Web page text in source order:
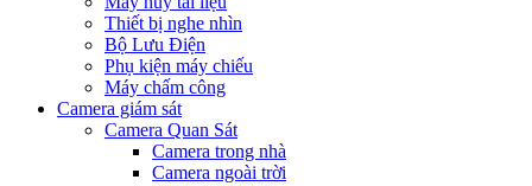
Thiết bị nghe nhìn
Bộ Lưu Điện
Phụ kiện máy chiếu
Máy chấm công
Camera giám sát
Camera Quan Sát
Camera trong nhà
Camera ngoài trời